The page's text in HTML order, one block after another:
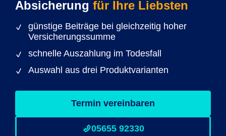
Absicherung für Ihre Liebsten
günstige Beiträge bei gleichzeitig hoher
Versicherungssumme
schnelle Auszahlung im Todesfall
Auswahl aus drei Produktvarianten
Termin vereinbaren
05655 92330